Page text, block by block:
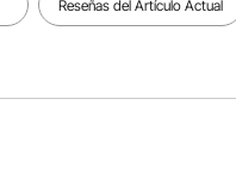
Reseñas del Artículo Actual